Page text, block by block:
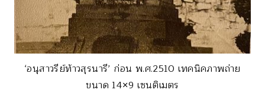
‘อนุสาวรีย์ท้าวสุรนารี’ ก่อน พ.ศ.2510 เทคนิคภาพถ่าย
ขนาด 14×9 เซนติเมตร